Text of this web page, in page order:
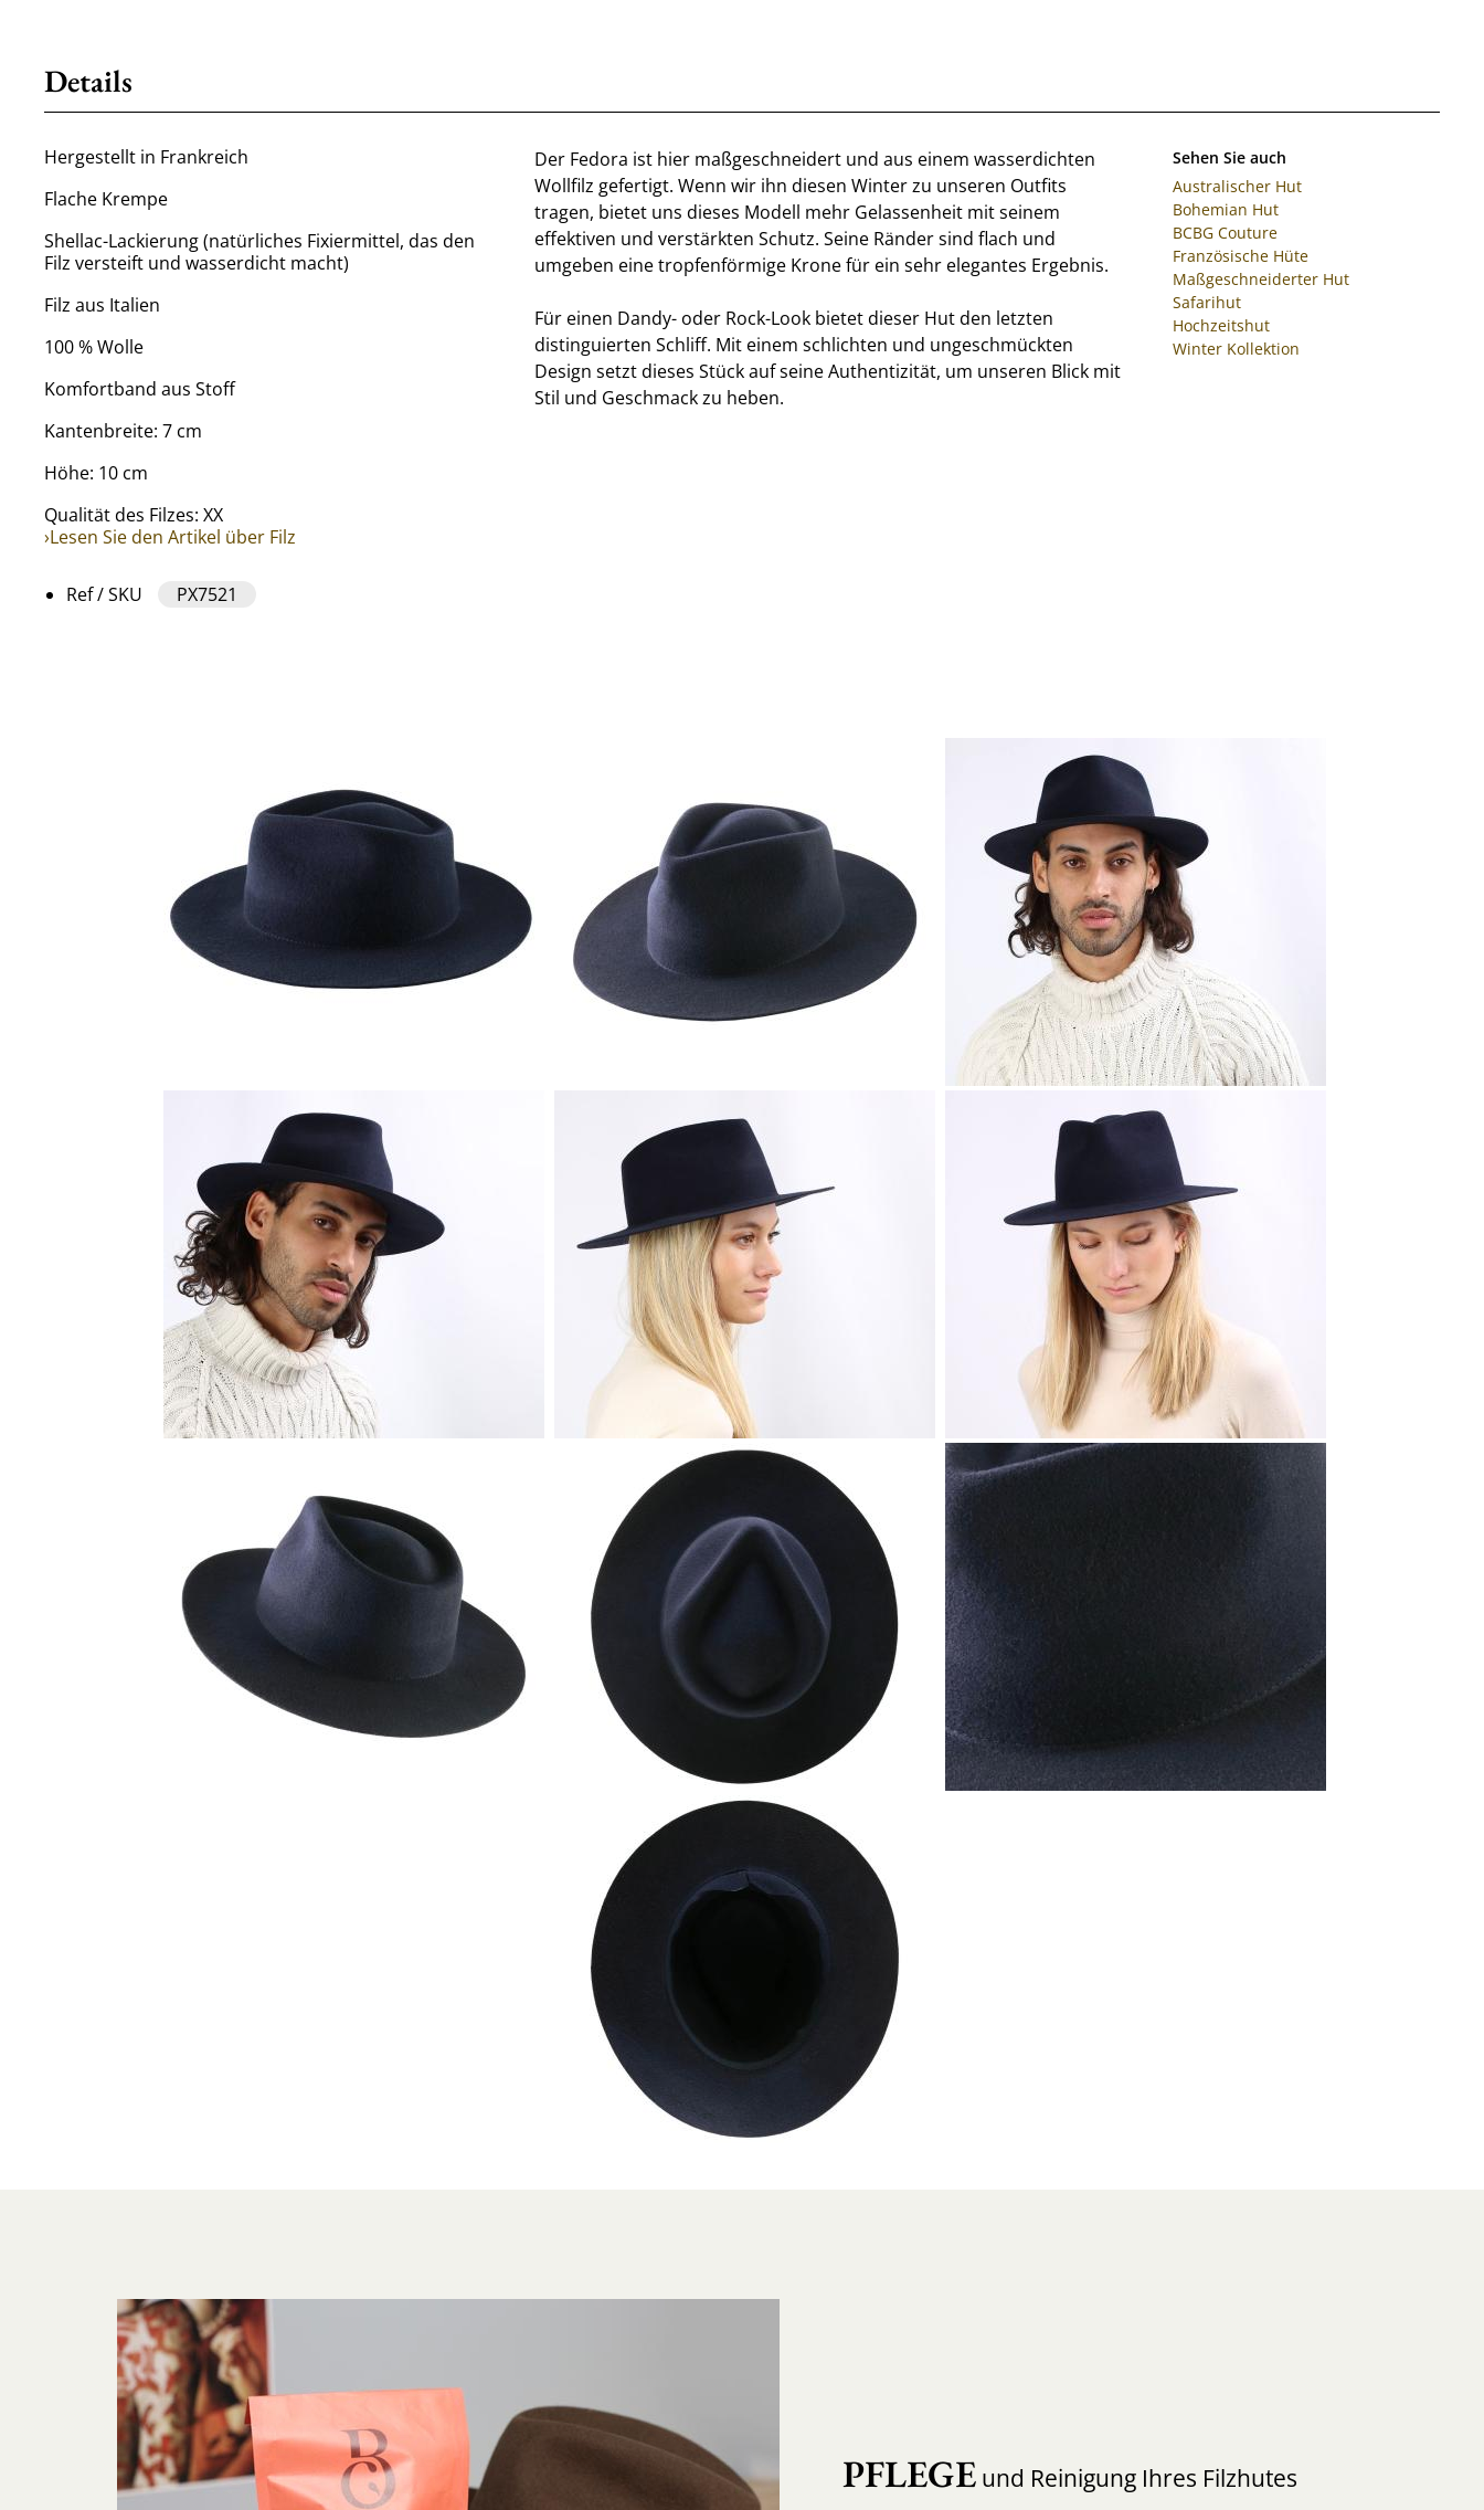
Details
Hergestellt in Frankreich
Flache Krempe
Shellac-Lackierung (natürliches Fixiermittel, das den
Filz versteift und wasserdicht macht)
Filz aus Italien
100 % Wolle
Komfortband aus Stoff
Kantenbreite: 7 cm
Höhe: 10 cm
Qualität des Filzes: XX
›Lesen Sie den Artikel über Filz
Ref / SKU PX7521
Der Fedora ist hier maßgeschneidert und aus einem wasserdichten
Wollfilz gefertigt. Wenn wir ihn diesen Winter zu unseren Outfits
tragen, bietet uns dieses Modell mehr Gelassenheit mit seinem
effektiven und verstärkten Schutz. Seine Ränder sind flach und
umgeben eine tropfenförmige Krone für ein sehr elegantes Ergebnis.
Für einen Dandy- oder Rock-Look bietet dieser Hut den letzten
distinguierten Schliff. Mit einem schlichten und ungeschmückten
Design setzt dieses Stück auf seine Authentizität, um unseren Blick mit
Stil und Geschmack zu heben.
Sehen Sie auch
Australischer Hut
Bohemian Hut
BCBG Couture
Französische Hüte
Maßgeschneiderter Hut
Safarihut
Hochzeitshut
Winter Kollektion
PFLEGEund Reinigung Ihres Filzhutes